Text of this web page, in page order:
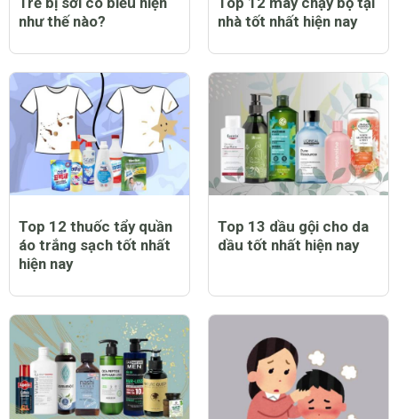
như thế nào?
nhà tốt nhất hiện nay
Top 12 thuốc tẩy quần
áo trắng sạch tốt nhất
hiện nay
Top 13 dầu gội cho da
dầu tốt nhất hiện nay